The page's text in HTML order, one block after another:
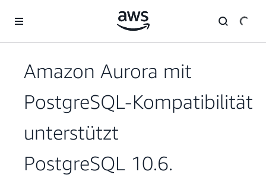
Überspringen zum Hauptinhalt
Amazon Aurora mit
PostgreSQL-Kompatibilität
unterstützt
PostgreSQL 10.6.